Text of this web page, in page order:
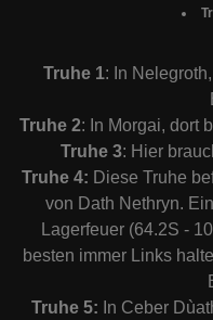
Truhe 1: In
Truhe 2: In Morgai, dort
Truhe 3: Hier
Truhe 4: Diese Truhe
von Dath Nethryn.
Lagerfeuer (64.2S -
besten immer Links
Truhe 5: In Ceber